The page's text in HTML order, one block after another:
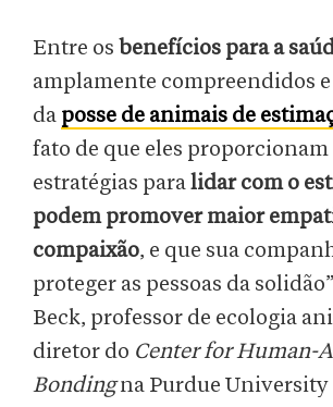
Entre os benefícios para a
amplamente compreendidos e
da posse de animais de
fato de que eles
estratégias paralidar com o
podem promover maior
compaixão, e que sua
proteger as pessoas da
Beck, professor de ecologia
diretor do Center for Human-
Bondingna Purdue University